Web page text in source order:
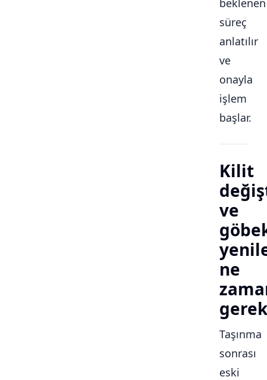
beklenen
süreç
anlatılır
ve
onayla
işlem
başlar.
Kilit
ve
ne
Taşınma
sonrası
eski